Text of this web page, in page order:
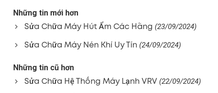
Những tin mới hơn
Sửa Chữa Máy Hút Ẩm Các Hãng (23/09/2024)
Sửa Chữa Máy Nén Khí Uy Tín (24/09/2024)
Những tin cũ hơn
Sửa Chữa Hệ Thống Máy Lạnh VRV (22/09/2024)